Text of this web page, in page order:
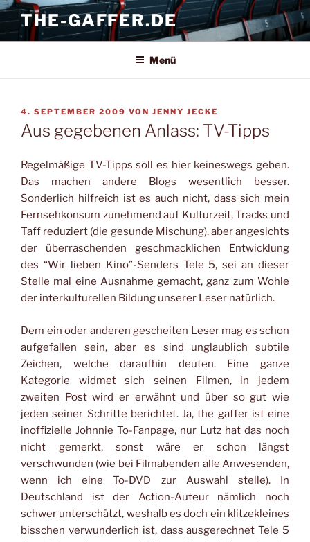
Zum
Inhalt
springen
THE-GAFFER.DE
Menü
VERÖFFENTLICHT
AM
4. SEPTEMBER 2009 VON JENNY JECKE
Aus gegebenen Anlass: TV-Tipps
Regelmäßige TV-Tipps soll es hier keineswegs geben.
Das machen andere Blogs wesentlich besser.
Sonderlich hilfreich ist es auch nicht, dass sich mein
Fernsehkonsum zunehmend auf Kulturzeit, Tracks und
Taff reduziert (die gesunde Mischung), aber angesichts
der überraschenden geschmacklichen Entwicklung
des “Wir lieben Kino”-Senders Tele 5, sei an dieser
Stelle mal eine Ausnahme gemacht, ganz zum Wohle
der interkulturellen Bildung unserer Leser natürlich.
Dem ein oder anderen gescheiten Leser mag es schon
aufgefallen sein, aber es sind unglaublich subtile
Zeichen, welche daraufhin deuten. Eine ganze
Kategorie widmet sich seinen Filmen, in jedem
zweiten Post wird er erwähnt und über so gut wie
jeden seiner Schritte berichtet. Ja, the gaffer ist eine
inoffizielle Johnnie To-Fanpage, nur Lutz hat das noch
nicht gemerkt, sonst wäre er schon längst
verschwunden (wie bei Filmabenden alle Anwesenden,
wenn ich eine To-DVD zur Auswahl stelle). In
Deutschland ist der Action-Auteur nämlich noch
schwer unterschätzt, weshalb es doch ein klitzekleines
bisschen verwunderlich ist, dass ausgerechnet Tele 5